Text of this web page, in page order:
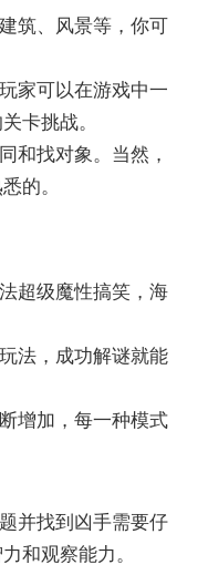
筑、风景等，你可
家可以在游戏中一
卡挑战。
和找对象。当然，
的。
超级魔性搞笑，海
法，成功解谜就能
增加，每一种模式
并找到凶手需要仔
和观察能力。